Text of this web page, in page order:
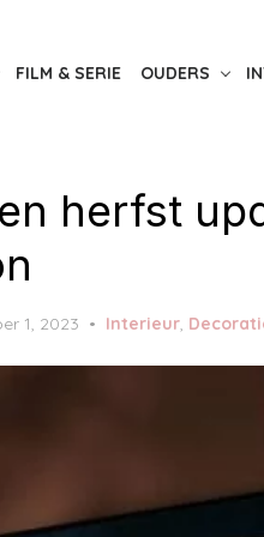
FILM & SERIE OUDERS
herfst
1, 2023 Interieur